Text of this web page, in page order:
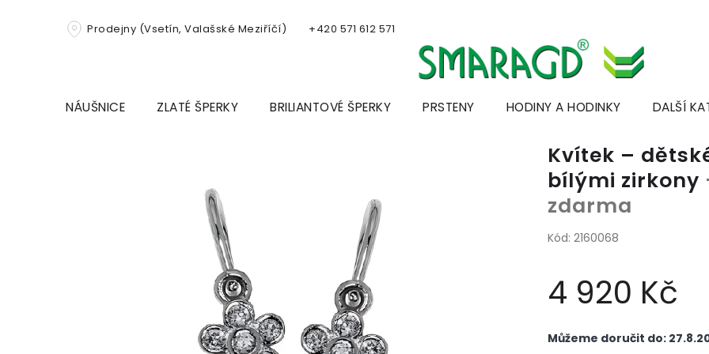
Prodejny (Vsetín, Valašské Meziříčí) +420 571 612 571
NÁUŠNICE ZLATÉ ŠPERKY BRILIANTOVÉ ŠPERKY PRSTENY HODINY A HODINKY DALŠÍ
Kvítek –
bílými zirkony
zdarma
Kód: 2160068
4 920 Kč
cena:
Můžeme doručit do: